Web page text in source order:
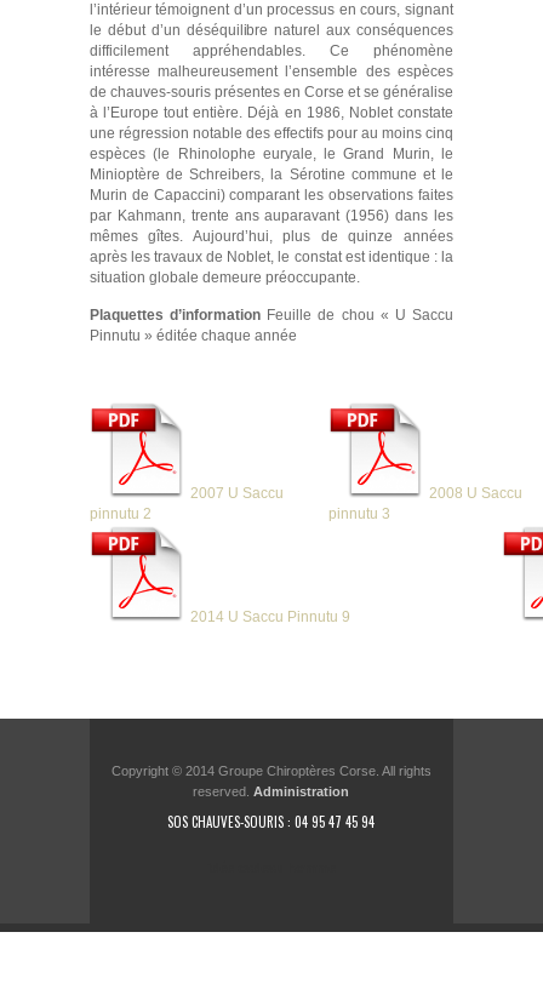
l’intérieur témoignent d’un processus en cours, signant
le début d’un déséquilibre naturel aux conséquences
difficilement appréhendables. Ce phénomène
intéresse malheureusement l’ensemble des espèces
de chauves-souris présentes en Corse et se généralise
à l’Europe tout entière. Déjà en 1986, Noblet constate
une régression notable des effectifs pour au moins cinq
espèces (le Rhinolophe euryale, le Grand Murin, le
Minioptère de Schreibers, la Sérotine commune et le
Murin de Capaccini) comparant les observations faites
par Kahmann, trente ans auparavant (1956) dans les
mêmes gîtes. Aujourd’hui, plus de quinze années
après les travaux de Noblet, le constat est identique : la
situation globale demeure préoccupante.
Plaquettes d’information Feuille de chou « U Saccu
Pinnutu » éditée chaque année
2007 U Saccu
pinnutu 2
2008 U Saccu
pinnutu 3
2014 U Saccu Pinnutu 9
Copyright © 2014 Groupe Chiroptères Corse. All rights
reserved.Administration
SOS CHAUVES-SOURIS : 04 95 47 45 94